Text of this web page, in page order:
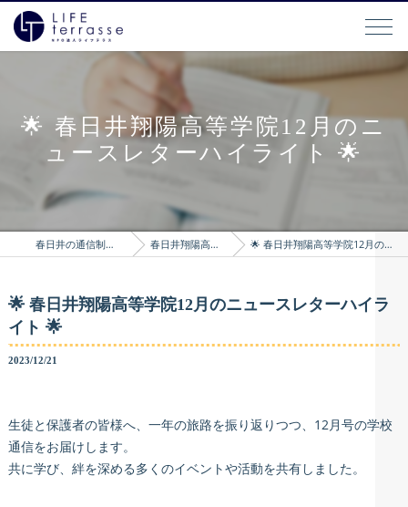
🌟 春日井翔陽高等学院12月のニ
ュースレターハイライト 🌟
春日井の通信制高校はLIFEterrasse 春日井翔陽高等学院のブログ 🌟 春日井翔陽高等学院12月のニュースレターハイライト 🌟
🌟 春日井翔陽高等学院12月のニュースレターハイラ
イト 🌟
2023/12/21
生徒と保護者の皆様へ、一年の旅路を振り返りつつ、12月号の学校
通信をお届けします。
共に学び、絆を深める多くのイベントや活動を共有しました。